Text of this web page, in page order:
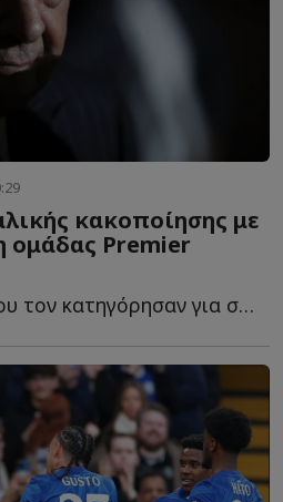
κακοποίησης με
ομάδας Premier
Τέσσερις γυναίκες που τον κατηγόρησαν για σεξουαλική β...